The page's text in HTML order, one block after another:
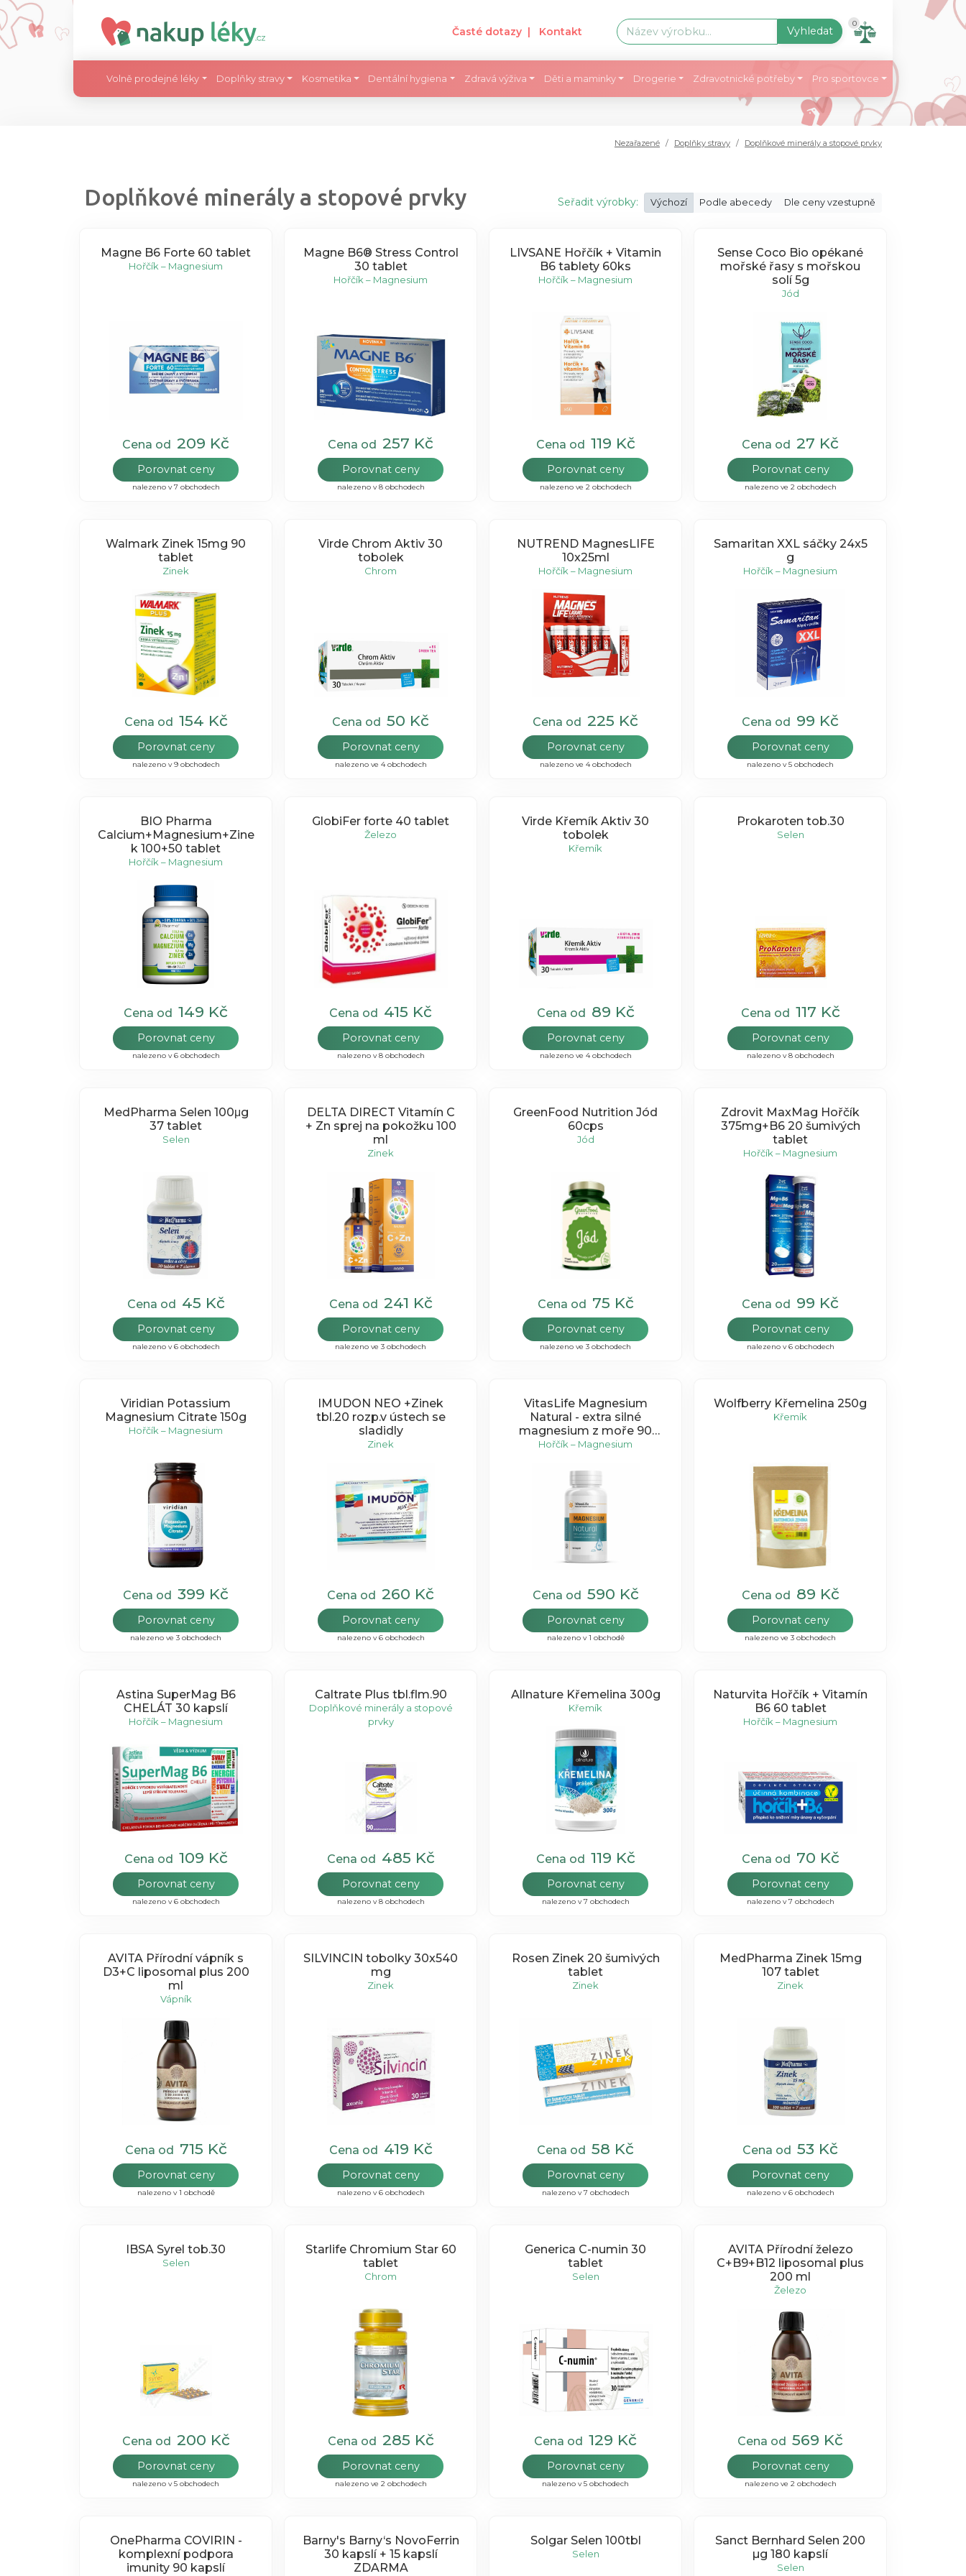
Časté dotazy | Kontakt Vyhledat
0
Volně prodejné léky Doplňky stravy Kosmetika Dentální hygiena Zdravá výživa Děti a maminky Drogerie Zdravotnické potřeby Pro sportovce
Nezařazené Doplňky stravy Doplňkové minerály a stopové prvky
Doplňkové minerály a stopové prvky Seřadit výrobky: Výchozí Podle abecedy Dle ceny vzestupně
Magne B6 Forte 60 tablet
Hořčík – Magnesium
Cena od 209 Kč
Porovnat ceny
nalezeno v 7 obchodech
Magne B6® Stress Control
30 tablet
Hořčík – Magnesium
Cena od 257 Kč
Porovnat ceny
nalezeno v 8 obchodech
LIVSANE Hořčík + Vitamin
B6 tablety 60ks
Hořčík – Magnesium
Cena od 119 Kč
Porovnat ceny
nalezeno ve 2 obchodech
Sense Coco Bio opékané
mořské řasy s mořskou
solí 5g
Jód
Cena od 27 Kč
Porovnat ceny
nalezeno ve 2 obchodech
Walmark Zinek 15mg 90
tablet
Zinek
Cena od 154 Kč
Porovnat ceny
nalezeno v 9 obchodech
Virde Chrom Aktiv 30
tobolek
Chrom
Cena od 50 Kč
Porovnat ceny
nalezeno ve 4 obchodech
NUTREND MagnesLIFE
10x25ml
Hořčík – Magnesium
Cena od 225 Kč
Porovnat ceny
nalezeno ve 4 obchodech
Samaritan XXL sáčky 24x5
g
Hořčík – Magnesium
Cena od 99 Kč
Porovnat ceny
nalezeno v 5 obchodech
BIO Pharma
Calcium+Magnesium+Zine
k 100+50 tablet
Hořčík – Magnesium
Cena od 149 Kč
Porovnat ceny
nalezeno v 6 obchodech
GlobiFer forte 40 tablet
Železo
Cena od 415 Kč
Porovnat ceny
nalezeno v 8 obchodech
Virde Křemík Aktiv 30
tobolek
Křemík
Cena od 89 Kč
Porovnat ceny
nalezeno ve 4 obchodech
Prokaroten tob.30
Selen
Cena od 117 Kč
Porovnat ceny
nalezeno v 8 obchodech
MedPharma Selen 100μg
37 tablet
Selen
Cena od 45 Kč
Porovnat ceny
nalezeno v 6 obchodech
DELTA DIRECT Vitamín C
+ Zn sprej na pokožku 100
ml
Zinek
Cena od 241 Kč
Porovnat ceny
nalezeno ve 3 obchodech
GreenFood Nutrition Jód
60cps
Jód
Cena od 75 Kč
Porovnat ceny
nalezeno ve 3 obchodech
Zdrovit MaxMag Hořčík
375mg+B6 20 šumivých
tablet
Hořčík – Magnesium
Cena od 99 Kč
Porovnat ceny
nalezeno v 6 obchodech
Viridian Potassium
Magnesium Citrate 150g
Hořčík – Magnesium
Cena od 399 Kč
Porovnat ceny
nalezeno ve 3 obchodech
IMUDON NEO +Zinek
tbl.20 rozp.v ústech se
sladidly
Zinek
Cena od 260 Kč
Porovnat ceny
nalezeno v 6 obchodech
VitasLife Magnesium
Natural - extra silné
magnesium z moře 90
kapslí
Hořčík – Magnesium
Cena od 590 Kč
Porovnat ceny
nalezeno v 1 obchodě
Wolfberry Křemelina 250g
Křemík
Cena od 89 Kč
Porovnat ceny
nalezeno ve 3 obchodech
Astina SuperMag B6
CHELÁT 30 kapslí
Hořčík – Magnesium
Cena od 109 Kč
Porovnat ceny
nalezeno v 6 obchodech
Caltrate Plus tbl.flm.90
Doplňkové minerály a stopové
prvky
Cena od 485 Kč
Porovnat ceny
nalezeno v 8 obchodech
Allnature Křemelina 300g
Křemík
Cena od 119 Kč
Porovnat ceny
nalezeno v 7 obchodech
Naturvita Hořčík + Vitamín
B6 60 tablet
Hořčík – Magnesium
Cena od 70 Kč
Porovnat ceny
nalezeno v 7 obchodech
AVITA Přírodní vápník s
D3+C liposomal plus 200
ml
Vápník
Cena od 715 Kč
Porovnat ceny
nalezeno v 1 obchodě
SILVINCIN tobolky 30x540
mg
Zinek
Cena od 419 Kč
Porovnat ceny
nalezeno v 6 obchodech
Rosen Zinek 20 šumivých
tablet
Zinek
Cena od 58 Kč
Porovnat ceny
nalezeno v 7 obchodech
MedPharma Zinek 15mg
107 tablet
Zinek
Cena od 53 Kč
Porovnat ceny
nalezeno v 6 obchodech
IBSA Syrel tob.30
Selen
Cena od 200 Kč
Porovnat ceny
nalezeno v 5 obchodech
Starlife Chromium Star 60
tablet
Chrom
Cena od 285 Kč
Porovnat ceny
nalezeno ve 2 obchodech
Generica C-numin 30
tablet
Selen
Cena od 129 Kč
Porovnat ceny
nalezeno v 5 obchodech
AVITA Přírodní železo
C+B9+B12 liposomal plus
200 ml
Železo
Cena od 569 Kč
Porovnat ceny
nalezeno ve 2 obchodech
OnePharma COVIRIN -
komplexní podpora
imunity 90 kapslí
Barny's Barny‘s NovoFerrin
30 kapslí + 15 kapslí
ZDARMA
Solgar Selen 100tbl
Selen
Sanct Bernhard Selen 200
µg 180 kapslí
Selen